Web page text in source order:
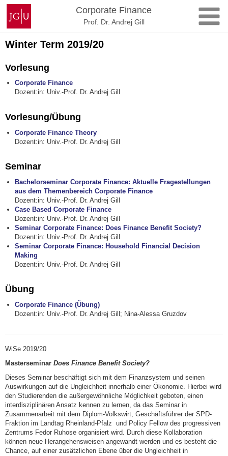
Zum
Inhalt
springen
Johannes
Gutenberg-
Universität
Mainz
Corporate Finance
Prof. Dr. Andrej Gill
Winter Term 2019/20
Vorlesung
Corporate Finance
Dozent:in: Univ.-Prof. Dr. Andrej Gill
Vorlesung/Übung
Corporate Finance Theory
Dozent:in: Univ.-Prof. Dr. Andrej Gill
Seminar
Bachelorseminar Corporate Finance: Aktuelle Fragestellungen
aus dem Themenbereich Corporate Finance
Dozent:in: Univ.-Prof. Dr. Andrej Gill
Case Based Corporate Finance
Dozent:in: Univ.-Prof. Dr. Andrej Gill
Seminar Corporate Finance: Does Finance Benefit Society?
Dozent:in: Univ.-Prof. Dr. Andrej Gill
Seminar Corporate Finance: Household Financial Decision
Making
Dozent:in: Univ.-Prof. Dr. Andrej Gill
Übung
Corporate Finance (Übung)
Dozent:in: Univ.-Prof. Dr. Andrej Gill; Nina-Alessa Gruzdov
WiSe 2019/20
Masterseminar Does Finance Benefit Society?
Dieses Seminar beschäftigt sich mit dem Finanzsystem und seinen
Auswirkungen auf die Ungleichheit innerhalb einer Ökonomie. Hierbei wird
den Studierenden die außergewöhnliche Möglichkeit geboten, einen
interdisziplinären Ansatz kennen zu lernen, da das Seminar in
Zusammenarbeit mit dem Diplom-Volkswirt, Geschäftsführer der SPD-
Fraktion im Landtag Rheinland-Pfalz und Policy Fellow des progressiven
Zentrums Fedor Ruhose organisiert wird. Durch diese Kollaboration
können neue Herangehensweisen angewandt werden und es besteht die
Chance, auf einer zusätzlichen Ebene über die Ungleichheit in